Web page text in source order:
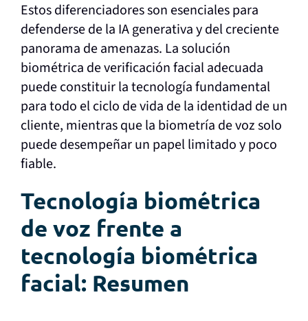
Estos diferenciadores son esenciales para
defenderse de la IA generativa y del creciente
panorama de amenazas. La solución
biométrica de verificación facial adecuada
puede constituir la tecnología fundamental
para todo el ciclo de vida de la identidad de un
cliente, mientras que la biometría de voz solo
puede desempeñar un papel limitado y poco
fiable.
Tecnología biométrica
de voz frente a
tecnología biométrica
facial: Resumen